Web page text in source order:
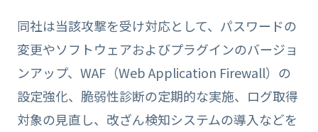
同社は当該攻撃を受け対応として、パスワードの
変更やソフトウェアおよびプラグインのバージョ
ンアップ、WAF（Web Application Firewall）の
設定強化、脆弱性診断の定期的な実施、ログ取得
対象の見直し、改ざん検知システムの導入などを